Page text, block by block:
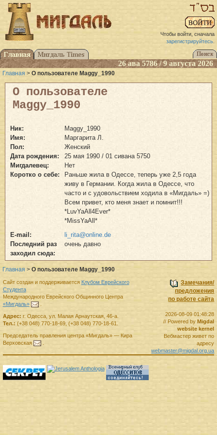
Чтобы войти, сначала
зарегистрируйтесь.
26 ава 5786 / 9 августа 2026
Главная > О пользователе Maggy_1990
О пользователе
Maggy_1990
Ник:
Maggy_1990
Имя:
Маргарита Л.
Пол:
Женский
Дата рождения:
25 мая 1990 / 01 сивана 5750
Мигдалевец:
Нет
Коротко о себе:
Раньше жила в Одессе, теперь уже 2,5 года
живу в Германии. Когда жила в Одессе, что
часто и с удовольствием ходила в «Мигдаль» =)
Всем привет, кто меня знает и помнит!!!
*LuvYaAll4Ever*
*MissYaAll*
E-mail:
li_rita@online.de
Последний раз
заходил сюда:
очень давно
Главная > О пользователе Maggy_1990
Замечания/
предложения
по работе сайта
2026-08-09 01:48:28
// Powered byMigdal
website kernel
Вебмастер живет по
адресу
webmaster@migdal.org.ua
Сайт создан и поддерживается Клубом Еврейского
Студента
Международного Еврейского Общинного Центра
«Мигдаль»
.
Адрес: г. Одесса, ул. Малая Арнаутская, 46-а.
Тел.: (+38 048) 770-18-69, (+38 048) 770-18-61
Председатель правленияцентра «Мигдаль»— Кира
Верховская
.